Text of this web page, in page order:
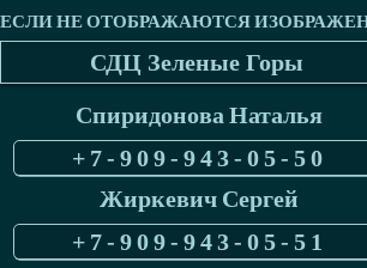
СДЦ Зеленые Горы
Спиридонова Наталья
+7-909-943-05-50
Жиркевич Сергей
+7-909-943-05-51